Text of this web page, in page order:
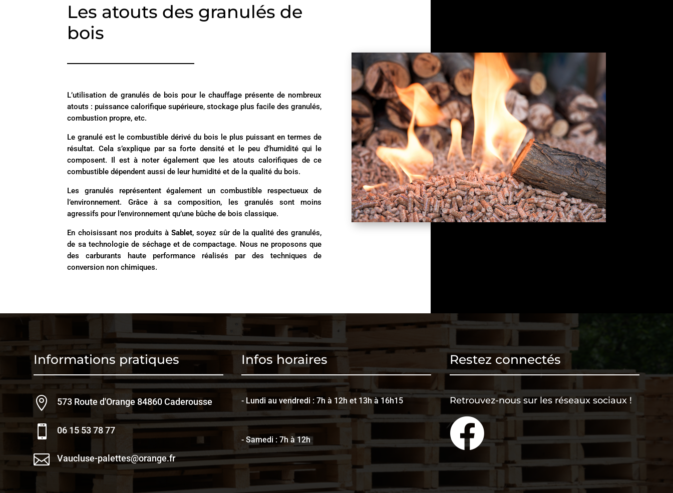
Les atouts des granulés de
bois
L’utilisation de granulés de bois pour le chauffage présente de nombreux
atouts : puissance calorifique supérieure, stockage plus facile des granulés,
combustion propre, etc.
Le granulé est le combustible dérivé du bois le plus puissant en termes de
résultat. Cela s’explique par sa forte densité et le peu d’humidité qui le
composent. Il est à noter également que les atouts calorifiques de ce
combustible dépendent aussi de leur humidité et de la qualité du bois.
Les granulés représentent également un combustible respectueux de
l’environnement. Grâce à sa composition, les granulés sont moins
agressifs pour l’environnement qu’une bûche de bois classique.
En choisissant nos produits àSablet, soyez sûr de la qualité des granulés,
de sa technologie de séchage et de compactage. Nous ne proposons que
des carburants haute performance réalisés par des techniques de
conversion non chimiques.
Informations pratiques
 573 Route d'Orange 84860 Caderousse
 06 15 53 78 77
 Vaucluse-palettes@orange.fr
Infos horaires
- Lundi au vendredi : 7h à 12h et 13h à 16h15
- Samedi : 7h à 12h
Restez connectés
Retrouvez-nous sur les réseaux sociaux !
